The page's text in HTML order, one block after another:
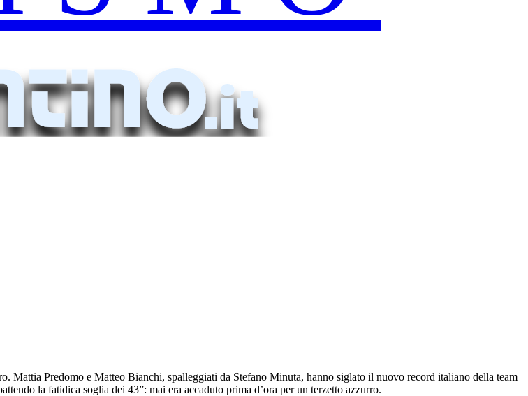
Mattia Predomo e Matteo Bianchi, spalleggiati da Stefano Minuta, hanno siglato il nuovo record italiano della team
la fatidica soglia dei 43”: mai era accaduto prima d’ora per un terzetto azzurro.